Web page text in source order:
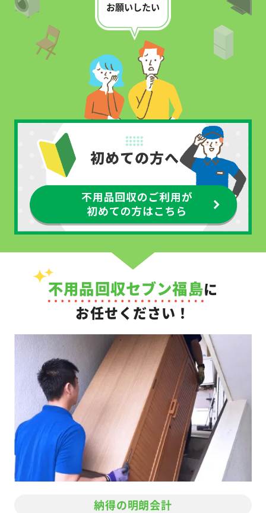
お願いしたい
不用品回収セブン福島に
お任せください！
納得の明朗会計